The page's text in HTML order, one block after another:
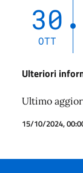
30
OTT
Ulteriori
Ultimo
15/10/2024,